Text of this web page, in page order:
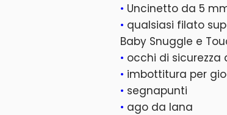
• Uncinetto da 5
• qualsiasi filato
Baby Snuggle e
• occhi di sicurezza
• imbottitura per
• segnapunti
• ago da lana